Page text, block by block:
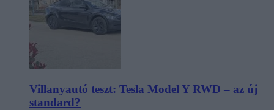
Villanyautó teszt: Tesla Model Y RWD – az új
standard?